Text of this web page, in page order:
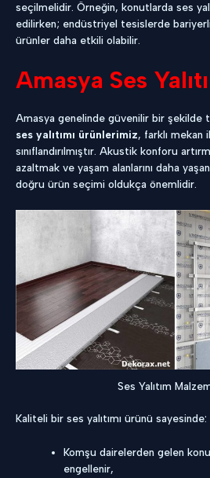
seçilmelidir. Örneğin, konutlarda ses
edilirken; endüstriyel tesislerde
ürünler daha etkili olabilir.
Amasya Ses
Amasya genelinde güvenilir bir şekilde
ses yalıtımı ürünlerimiz, farklı mekan
sınıflandırılmıştır. Akustik konforu
azaltmak ve yaşam alanlarını daha
doğru ürün seçimi oldukça önemlidir.
Ses Yalıtım
Kaliteli bir ses yalıtımı ürünü sayesinde:
Komşu dairelerden gelen
engellenir,